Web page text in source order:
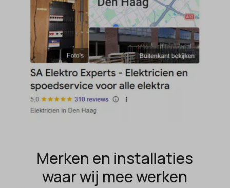
Merken en installaties
waar wij mee werken